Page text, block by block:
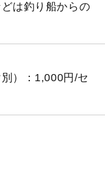
は釣り船からの
）：1,000円/セ